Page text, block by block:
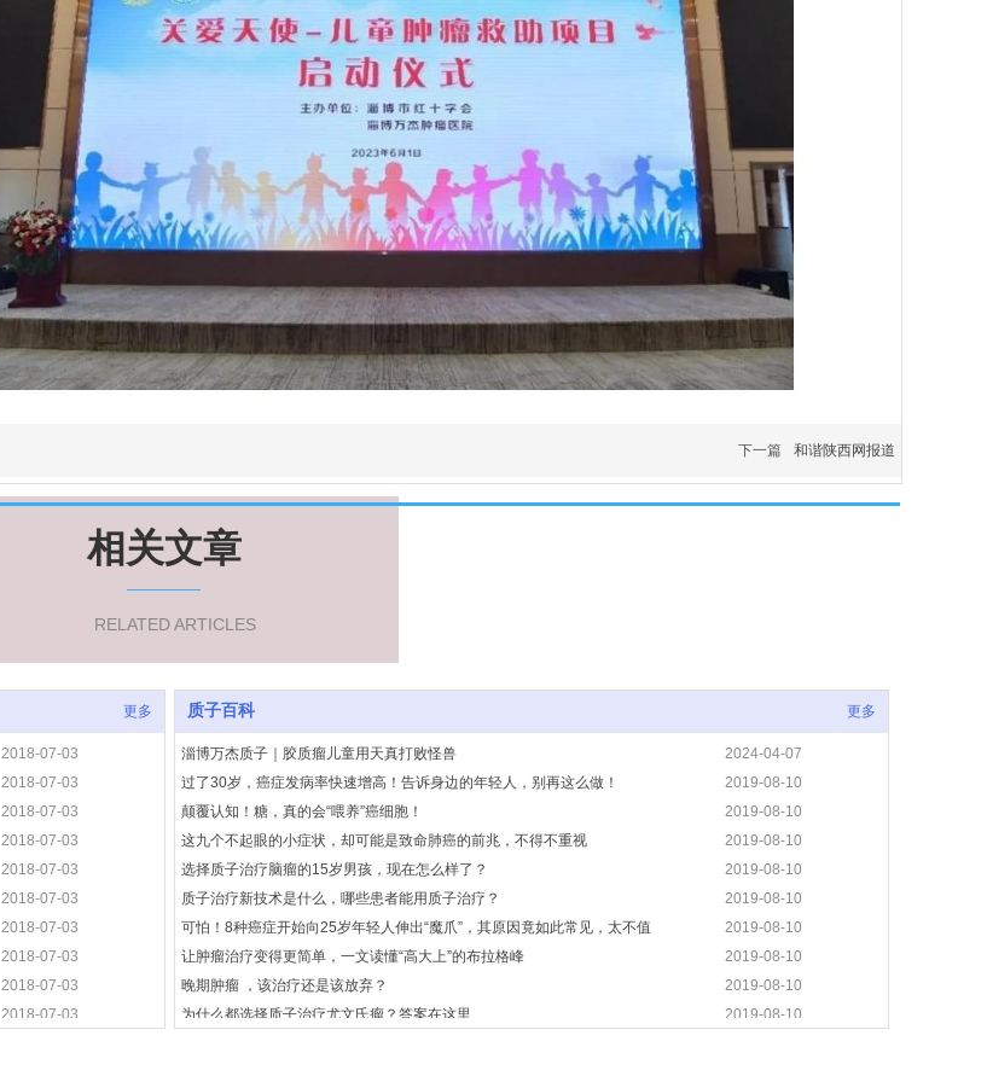
下一篇 和谐陕西网报道
相关文章
RELATED ARTICLES
更多
2018-07-03
2018-07-03
2018-07-03
2018-07-03
2018-07-03
2018-07-03
2018-07-03
2018-07-03
2018-07-03
2018-07-03
质子百科 更多
2024-04-07
淄博万杰质子｜胶质瘤儿童用天真打败怪兽
2019-08-10
过了30岁，癌症发病率快速增高！告诉身边的年轻人，别再这么做！
2019-08-10
颠覆认知！糖，真的会“喂养”癌细胞！
2019-08-10
这九个不起眼的小症状，却可能是致命肺癌的前兆，不得不重视
2019-08-10
选择质子治疗脑瘤的15岁男孩，现在怎么样了？
2019-08-10
质子治疗新技术是什么，哪些患者能用质子治疗？
2019-08-10
可怕！8种癌症开始向25岁年轻人伸出“魔爪”，其原因竟如此常见，太不值
2019-08-10
让肿瘤治疗变得更简单，一文读懂“高大上”的布拉格峰
2019-08-10
晚期肿瘤 ，该治疗还是该放弃？
2019-08-10
为什么都选择质子治疗尤文氏瘤？答案在这里